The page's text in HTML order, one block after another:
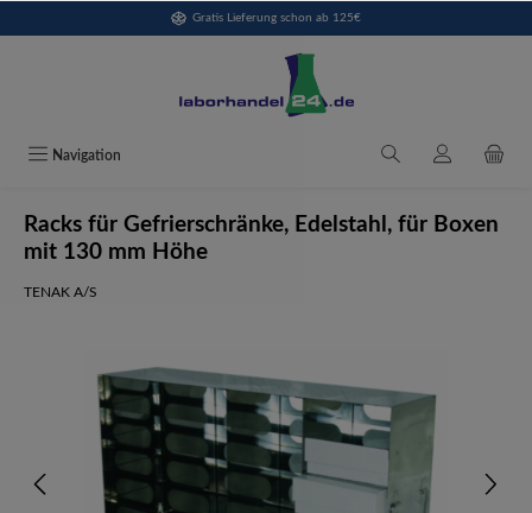
Gratis Lieferung schon ab 125€
Navigation
Racks für Gefrierschränke, Edelstahl, für Boxen
mit 130 mm Höhe
TENAK A/S